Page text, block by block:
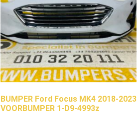
BUMPER Ford Focus MK4 2018-2023
VOORBUMPER 1-D9-4993z